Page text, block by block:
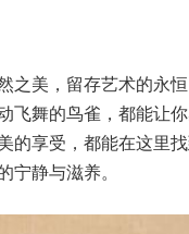
美，留存艺术的永
舞的鸟雀，都能让
享受，都能在这里
静与滋养。